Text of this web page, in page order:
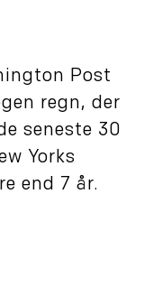
Post
regn, der
seneste 30
Yorks
end 7 år.